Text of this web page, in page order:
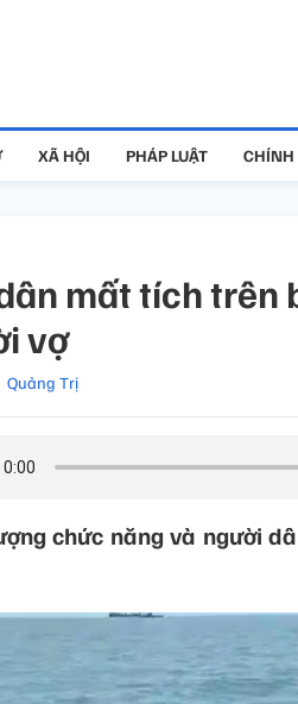
XÃ HỘI PHÁP LUẬT CHÍNH
mất tích trên
vợ
Quảng Trị
chức năng và người